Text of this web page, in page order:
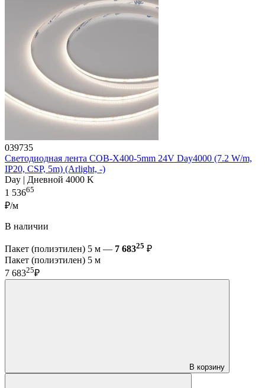
039735
Светодиодная лента COB-X400-5mm 24V Day4000 (7.2 W/m,
IP20, CSP, 5m) (Arlight, -)
Day | Дневной 4000 K
1 53665
₽/м
В наличии
Пакет (полиэтилен) 5 м — 7 68325 ₽
Пакет (полиэтилен) 5 м
7 68325₽
В корзину